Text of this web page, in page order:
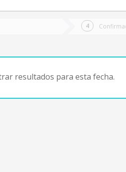
resultados para esta fecha.